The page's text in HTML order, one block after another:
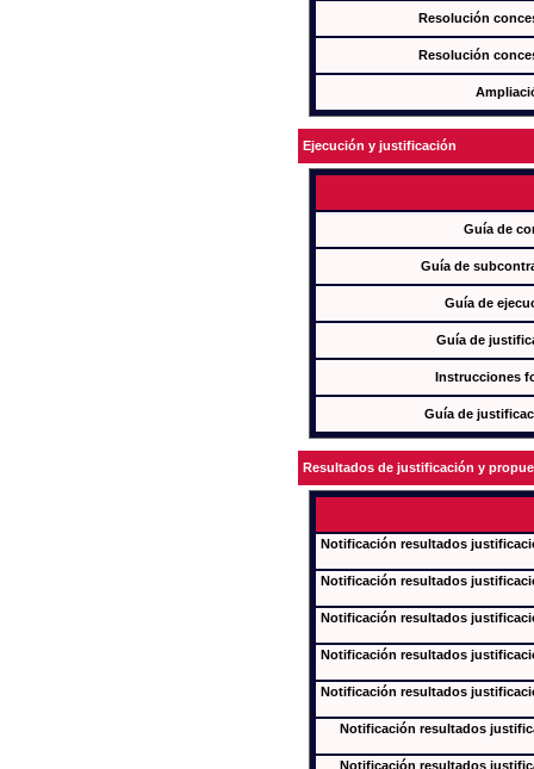
Resolución
Resolución
Ejecución y justificación
Guía de
Guía de
Guía de
Guía de
Instrucciones
Guía de
Resultados de justificación y
Notificación resultados
Notificación resultados
Notificación resultados
Notificación resultados
Notificación resultados
Notificación resultados
Notificación resultados